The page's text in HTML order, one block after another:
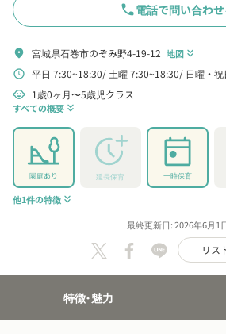
phone電話で問い合わ
location_on 宮城県石巻市のぞみ野4-19-12 地図 keyboard_double_arrow_down
schedule 平日 7:30~18:30 土曜 7:30~18:30 日曜・
child_care 1歳0ヶ月〜5歳児クラス
すべての概要 keyboard_double_arrow_down
園庭あり 延長保育 一時保育
他1件の特徴 keyboard_double_arrow_down
最終更新日: 2026年6月1
リス
特徴・魅力